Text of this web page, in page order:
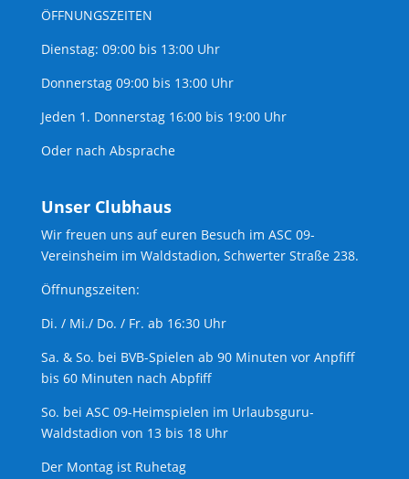
ÖFFNUNGSZEITEN
Dienstag: 09:00 bis 13:00 Uhr
Donnerstag 09:00 bis 13:00 Uhr
Jeden 1. Donnerstag 16:00 bis 19:00 Uhr
Oder nach Absprache
Unser Clubhaus
Wir freuen uns auf euren Besuch im ASC 09-
Vereinsheim im Waldstadion, Schwerter Straße 238.
Öffnungszeiten:
Di. / Mi./ Do. / Fr. ab 16:30 Uhr
Sa. & So. bei BVB-Spielen ab 90 Minuten vor Anpfiff
bis 60 Minuten nach Abpfiff
So. bei ASC 09-Heimspielen im Urlaubsguru-
Waldstadion von 13 bis 18 Uhr
Der Montag ist Ruhetag